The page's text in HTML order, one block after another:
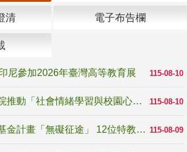
清 電子布告欄
115-08-10
尼參加2026年臺灣高等教育展
115-08-10
教育部鼓勵大專校院推動「社會情緒學習與校園心理健康促進計畫」 培育校園「心」韌性
115-08-09
青年百億海外圓夢基金計畫「無礙征途」 12位特教與弱勢青年勇闖西班牙 跨越感官限制見證生命蛻變